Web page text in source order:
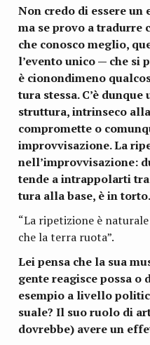
Non credo di essere un
ma se provo a tra­durre
che cono­sco meglio,
l’evento unico — che si
è cio­non­di­meno
tura stessa. C’è
strut­tura, intrin­seco
com­pro­mette o
improv­vi­sa­zione. La
nell’improvvisazione:
tende a intrap­po­larti
tura alla base, è in
“La ripe­ti­zione è
che la terra ruota”.
Lei pensa che la sua
gente rea­gi­sce possa o
esem­pio a livello
suale? Il suo ruolo di
dovrebbe) avere un